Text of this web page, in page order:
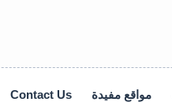
مواقع مفيدة Contact Us